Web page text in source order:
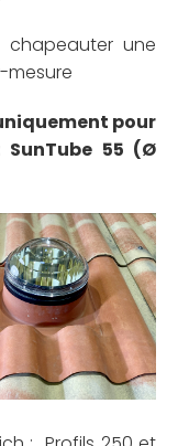
une
mesure
pour
55 (Ø